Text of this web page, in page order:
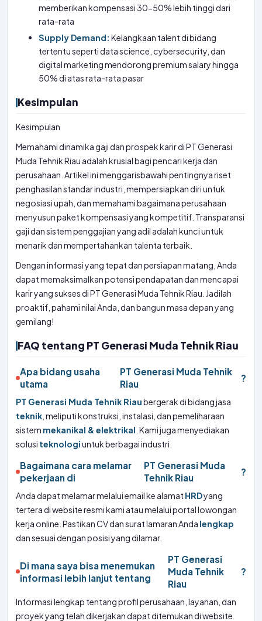
memberikan kompensasi 30-50% lebih tinggi dari
rata-rata
Supply Demand: Kelangkaan talent di bidang
tertentu seperti data science, cybersecurity, dan
digital marketing mendorong premium salary hingga
50% di atas rata-rata pasar
Kesimpulan
Kesimpulan
Memahami dinamika gaji dan prospek karir di PT Generasi
Muda Tehnik Riau adalah krusial bagi pencari kerja dan
perusahaan. Artikel ini menggarisbawahi pentingnya riset
penghasilan standar industri, mempersiapkan diri untuk
negosiasi upah, dan memahami bagaimana perusahaan
menyusun paket kompensasi yang kompetitif. Transparansi
gaji dan sistem penggajian yang adil adalah kunci untuk
menarik dan mempertahankan talenta terbaik.
Dengan informasi yang tepat dan persiapan matang, Anda
dapat memaksimalkan potensi pendapatan dan mencapai
karir yang sukses di PT Generasi Muda Tehnik Riau. Jadilah
proaktif, pahami nilai Anda, dan bangun masa depan yang
gemilang!
FAQ tentang PT Generasi Muda Tehnik Riau
Apa bidang usaha
utama
PT Generasi Muda Tehnik
Riau
?
PT Generasi Muda Tehnik Riaubergerak di bidang jasa
teknik , meliputi konstruksi, instalasi, dan pemeliharaan
sistem mekanikal & elektrikal . Kami juga menyediakan
solusi teknologiuntuk berbagai industri.
Bagaimana cara melamar
pekerjaan di
PT Generasi Muda
Tehnik Riau
?
Anda dapat melamar melalui email ke alamat HRDyang
tertera di website resmi kami atau melalui portal lowongan
kerja online. Pastikan CV dan surat lamaran Anda lengkap
dan sesuai dengan posisi yang dilamar.
Di mana saya bisa menemukan
informasi lebih lanjut tentang
PT Generasi
Muda Tehnik
Riau
?
Informasi lengkap tentang profil perusahaan, layanan, dan
proyek yang telah dikerjakan dapat ditemukan di website